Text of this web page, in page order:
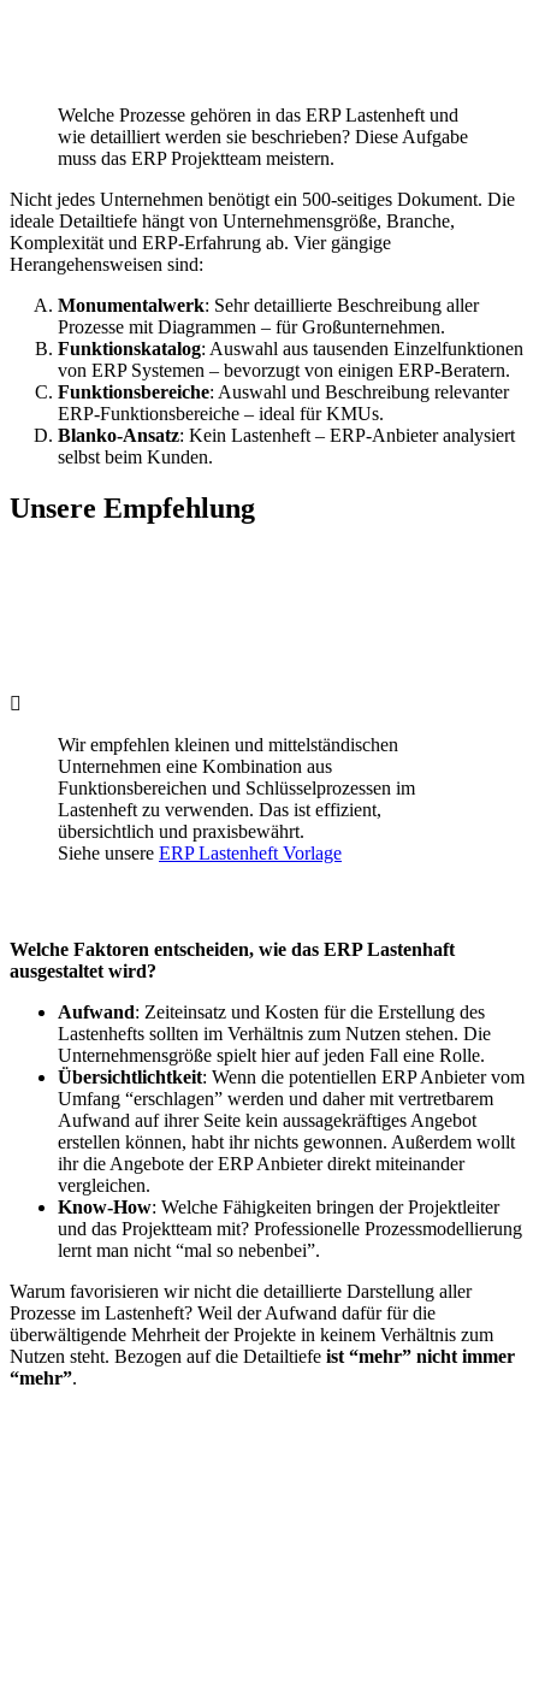
Welche Prozesse gehören in das ERP Lastenheft und
wie detailliert werden sie beschrieben? Diese Aufgabe
muss das ERP Projektteam meistern.
Nicht jedes Unternehmen benötigt ein 500-seitiges Dokument. Die
ideale Detailtiefe hängt von Unternehmensgröße, Branche,
Komplexität und ERP-Erfahrung ab. Vier gängige
Herangehensweisen sind:
Monumentalwerk: Sehr detaillierte Beschreibung aller
Prozesse mit Diagrammen – für Großunternehmen.
Funktionskatalog: Auswahl aus tausenden Einzelfunktionen
von ERP Systemen – bevorzugt von einigen ERP-Beratern.
Funktionsbereiche: Auswahl und Beschreibung relevanter
ERP-Funktionsbereiche – ideal für KMUs.
Blanko-Ansatz: Kein Lastenheft – ERP-Anbieter analysiert
selbst beim Kunden.
Unsere Empfehlung
Wir empfehlen kleinen und mittelständischen
Unternehmen eine Kombination aus
Funktionsbereichen und Schlüsselprozessen im
Lastenheft zu verwenden. Das ist effizient,
übersichtlich und praxisbewährt.
Siehe unsere ERP Lastenheft Vorlage
Welche Faktoren entscheiden, wie das ERP Lastenhaft
ausgestaltet wird?
Aufwand: Zeiteinsatz und Kosten für die Erstellung des
Lastenhefts sollten im Verhältnis zum Nutzen stehen. Die
Unternehmensgröße spielt hier auf jeden Fall eine Rolle.
Übersichtlichtkeit: Wenn die potentiellen ERP Anbieter vom
Umfang “erschlagen” werden und daher mit vertretbarem
Aufwand auf ihrer Seite kein aussagekräftiges Angebot
erstellen können, habt ihr nichts gewonnen. Außerdem wollt
ihr die Angebote der ERP Anbieter direkt miteinander
vergleichen.
Know-How: Welche Fähigkeiten bringen der Projektleiter
und das Projektteam mit? Professionelle Prozessmodellierung
lernt man nicht “mal so nebenbei”.
Warum favorisieren wir nicht die detaillierte Darstellung aller
Prozesse im Lastenheft? Weil der Aufwand dafür für die
überwältigende Mehrheit der Projekte in keinem Verhältnis zum
Nutzen steht. Bezogen auf die Detailtiefe ist “mehr” nicht immer
“mehr”.